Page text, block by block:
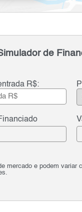
de
R$:
mercado e podem variar